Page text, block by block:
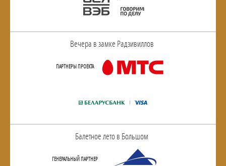
Вечера в замке Радзивиллов
ПАРТНЕРЫ ПРОЕКТА
Балетное лето в Большом
ГЕНЕРАЛЬНЫЙ ПАРТНЕР